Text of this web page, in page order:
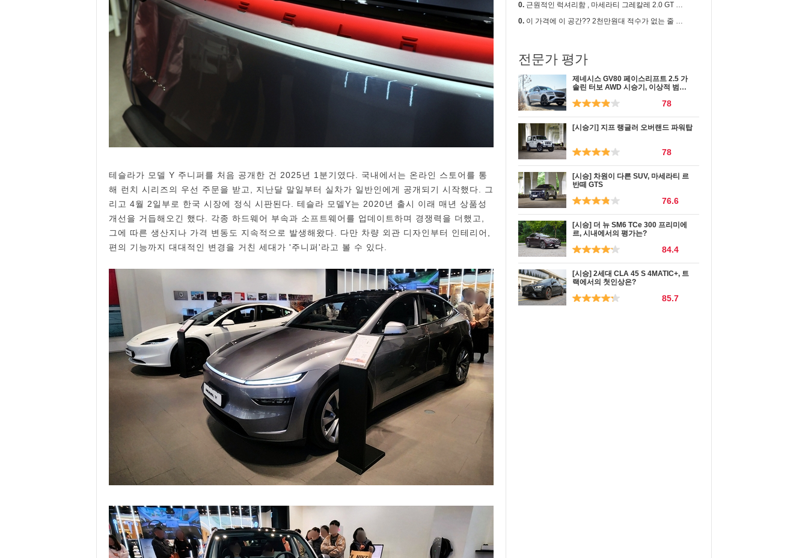
테슬라가 모델 Y 주니퍼를 처음 공개한 건 2025년 1분기였다. 국내에서는 온라인 스토어를 통
해 런치 시리즈의 우선 주문을 받고, 지난달 말일부터 실차가 일반인에게 공개되기 시작했다. 그
리고 4월 2일부로 한국 시장에 정식 시판된다. 테슬라 모델Y는 2020년 출시 이래 매년 상품성
개선을 거듭해오긴 했다. 각종 하드웨어 부속과 소프트웨어를 업데이트하며 경쟁력을 더했고,
그에 따른 생산지나 가격 변동도 지속적으로 발생해왔다. 다만 차량 외관 디자인부터 인테리어,
편의 기능까지 대대적인 변경을 거친 세대가 '주니퍼'라고 볼 수 있다.
0. 근원적인 럭셔리함 , 마세라티 그레칼레 2.0 GT 시승기
0. 이 가격에 이 공간?? 2천만원대 적수가 없는 줄 알았는데... | 2세대 셀토스 1.6 가솔린 솔직 시승기
전문가 평가
제네시스 GV80 페이스리프트 2.5 가
솔린 터보 AWD 시승기, 이상적 범용
78
[시승기] 지프 랭글러 오버랜드 파워탑
78
[시승] 차원이 다른 SUV, 마세라티 르
반떼 GTS
76.6
[시승] 더 뉴 SM6 TCe 300 프리미에
르, 시내에서의 평가는?
84.4
[시승] 2세대 CLA 45 S 4MATIC+, 트
랙에서의 첫인상은?
85.7